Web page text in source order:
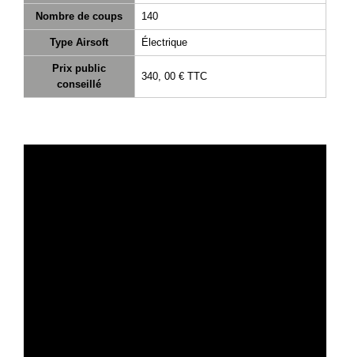
Nombre de coups 140
Type Airsoft Électrique
Prix public
conseillé
340, 00 € TTC